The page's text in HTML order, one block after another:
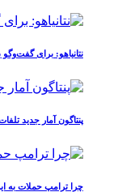
نتانیاهو: برای
پنتاگون آمار جدید
چرا ترامپ حملات به